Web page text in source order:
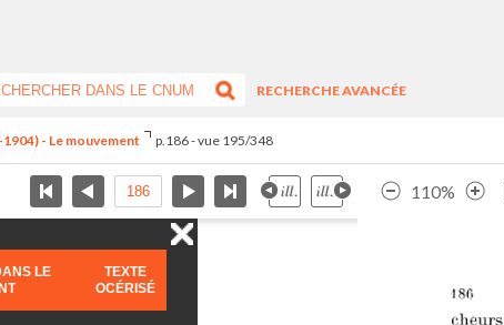
RECHERCHE AVANCÉE
- Le mouvement p.186 - vue 195/348
110%
LE
TEXTE
OCÉRISÉ